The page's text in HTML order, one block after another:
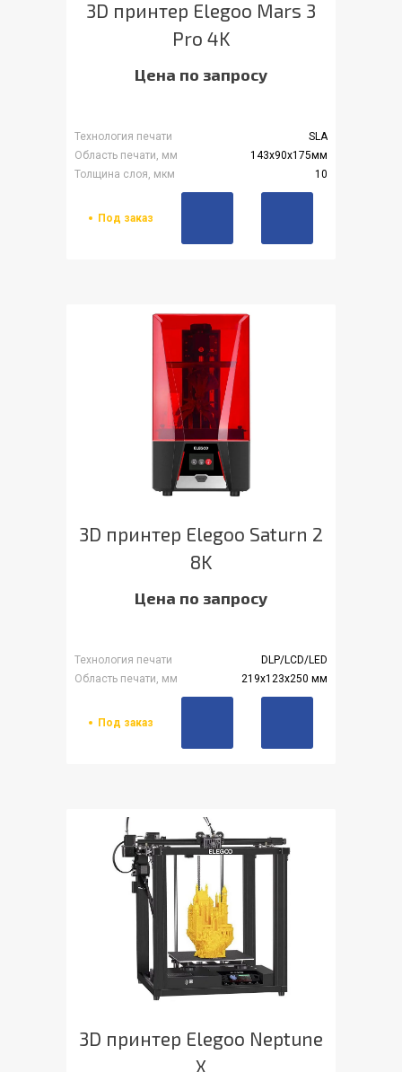
3D принтер Elegoo Mars 3
Pro 4K
Цена по запросу
Технология печати
SLA
Область печати, мм
143х90х175мм
Толщина слоя, мкм
10
Под заказ
3D принтер Elegoo Saturn 2
8K
Цена по запросу
Технология печати
DLP/LCD/LED
Область печати, мм
219х123х250 мм
Под заказ
3D принтер Elegoo Neptune
X